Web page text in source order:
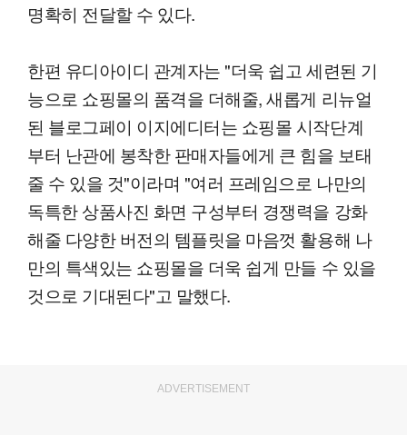
명확히 전달할 수 있다.
한편 유디아이디 관계자는 "더욱 쉽고 세련된 기
능으로 쇼핑몰의 품격을 더해줄, 새롭게 리뉴얼
된 블로그페이 이지에디터는 쇼핑몰 시작단계
부터 난관에 봉착한 판매자들에게 큰 힘을 보태
줄 수 있을 것"이라며 "여러 프레임으로 나만의
독특한 상품사진 화면 구성부터 경쟁력을 강화
해줄 다양한 버전의 템플릿을 마음껏 활용해 나
만의 특색있는 쇼핑몰을 더욱 쉽게 만들 수 있을
것으로 기대된다"고 말했다.
ADVERTISEMENT